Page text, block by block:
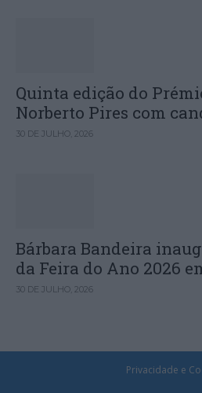
Quinta edição do
Norberto Pires com
30 DE JULHO, 2026
Bárbara Bandeira
da Feira do Ano 2026
30 DE JULHO, 2026
Privacidade e